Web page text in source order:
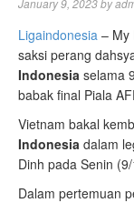
January 9, 2023by
Ligaindonesia – My
saksi perang
Indonesia selama
babak final Piala
Vietnam bakal
Indonesia dalam
Dinh pada Senin
Dalam pertemuan